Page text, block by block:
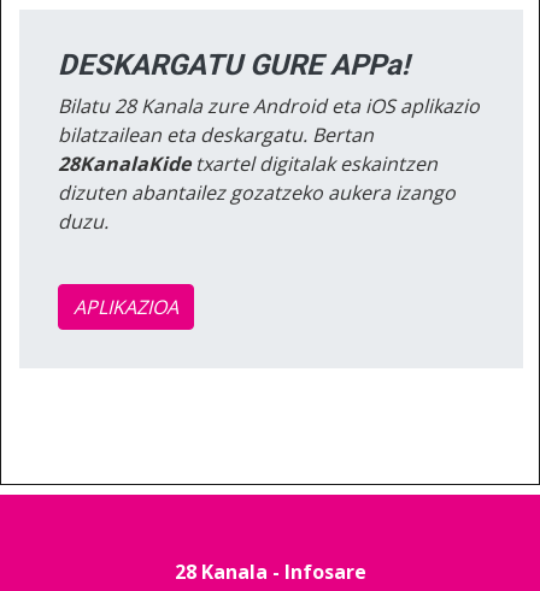
DESKARGATU GURE APPa!
Bilatu 28 Kanala zure Android eta iOS aplikazio
bilatzailean eta deskargatu. Bertan
28KanalaKidetxartel digitalak eskaintzen
dizuten abantailez gozatzeko aukera izango
duzu.
APLIKAZIOA
28 Kanala - Infosare